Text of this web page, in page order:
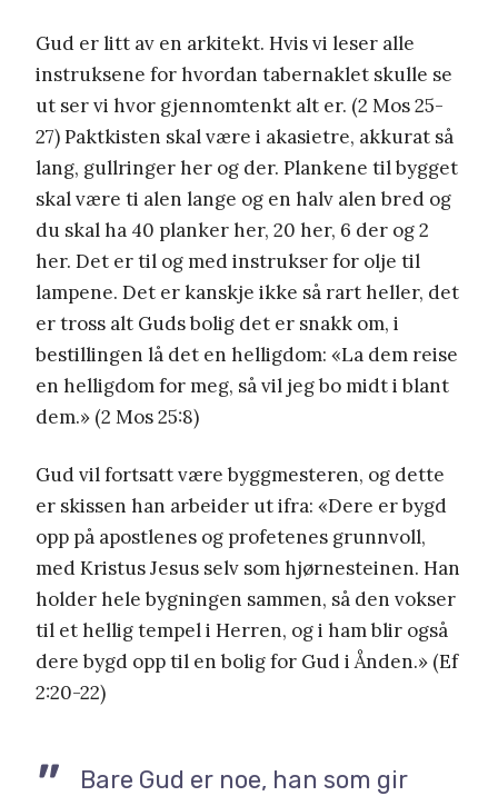
Gud er litt av en arkitekt. Hvis vi leser alle
instruksene for hvordan tabernaklet skulle se
ut ser vi hvor gjennomtenkt alt er. (2 Mos 25-
27) Paktkisten skal være i akasietre, akkurat så
lang, gullringer her og der. Plankene til bygget
skal være ti alen lange og en halv alen bred og
du skal ha 40 planker her, 20 her, 6 der og 2
her. Det er til og med instrukser for olje til
lampene. Det er kanskje ikke så rart heller, det
er tross alt Guds bolig det er snakk om, i
bestillingen lå det en helligdom: «La dem reise
en helligdom for meg, så vil jeg bo midt i blant
dem.» (2 Mos 25:8)
Gud vil fortsatt være byggmesteren, og dette
er skissen han arbeider ut ifra: «Dere er bygd
opp på apostlenes og profetenes grunnvoll,
med Kristus Jesus selv som hjørnesteinen. Han
holder hele bygningen sammen, så den vokser
til et hellig tempel i Herren, og i ham blir også
dere bygd opp til en bolig for Gud i Ånden.» (Ef
2:20-22)
Bare Gud er noe, han som gir